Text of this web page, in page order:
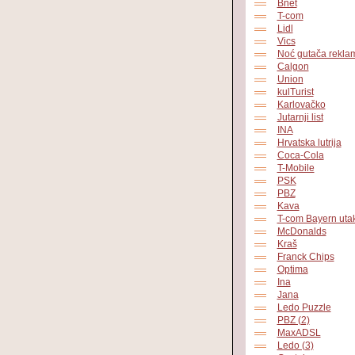
Bnet
T-com
Lidl
Vics
Noć gutača
Calgon
Union
kulTurist
Karlovačko
Jutarnji list
INA
Hrvatska lutrija
Coca-Cola
T-Mobile
PSK
PBZ
Kava
T-com Bayern
McDonalds
Kraš
Franck Chips
Optima
Ina
Jana
Ledo Puzzle
PBZ (2)
MaxADSL
Ledo (3)